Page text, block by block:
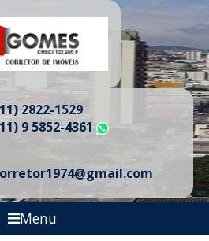
2822-1529
9 5852-4361
WhatsApp
Menu